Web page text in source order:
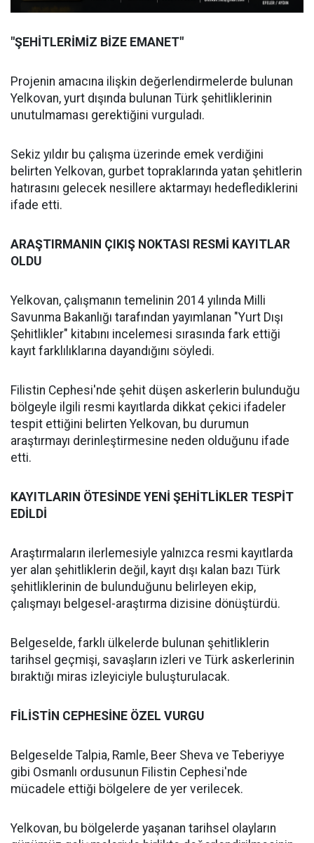
"ŞEHİTLERİMİZ BİZE EMANET"
Projenin amacına ilişkin değerlendirmelerde bulunan
Yelkovan, yurt dışında bulunan Türk şehitliklerinin
unutulmaması gerektiğini vurguladı.
Sekiz yıldır bu çalışma üzerinde emek verdiğini
belirten Yelkovan, gurbet topraklarında yatan şehitlerin
hatırasını gelecek nesillere aktarmayı hedeflediklerini
ifade etti.
ARAŞTIRMANIN ÇIKIŞ NOKTASI RESMİ KAYITLAR
OLDU
Yelkovan, çalışmanın temelinin 2014 yılında Milli
Savunma Bakanlığı tarafından yayımlanan "Yurt Dışı
Şehitlikler" kitabını incelemesi sırasında fark ettiği
kayıt farklılıklarına dayandığını söyledi.
Filistin Cephesi'nde şehit düşen askerlerin bulunduğu
bölgeyle ilgili resmi kayıtlarda dikkat çekici ifadeler
tespit ettiğini belirten Yelkovan, bu durumun
araştırmayı derinleştirmesine neden olduğunu ifade
etti.
KAYITLARIN ÖTESİNDE YENİ ŞEHİTLİKLER TESPİT
EDİLDİ
Araştırmaların ilerlemesiyle yalnızca resmi kayıtlarda
yer alan şehitliklerin değil, kayıt dışı kalan bazı Türk
şehitliklerinin de bulunduğunu belirleyen ekip,
çalışmayı belgesel-araştırma dizisine dönüştürdü.
Belgeselde, farklı ülkelerde bulunan şehitliklerin
tarihsel geçmişi, savaşların izleri ve Türk askerlerinin
bıraktığı miras izleyiciyle buluşturulacak.
FİLİSTİN CEPHESİNE ÖZEL VURGU
Belgeselde Talpia, Ramle, Beer Sheva ve Teberiyye
gibi Osmanlı ordusunun Filistin Cephesi'nde
mücadele ettiği bölgelere de yer verilecek.
Yelkovan, bu bölgelerde yaşanan tarihsel olayların